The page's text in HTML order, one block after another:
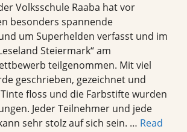
Volksschule Raaba hat vor
besonders spannende
um Superhelden verfasst und im
Steiermark“ am
teilgenommen. Mit viel
geschrieben, gezeichnet und
floss und die Farbstifte wurden
Jeder Teilnehmer und jede
sehr stolz auf sich sein. … Read